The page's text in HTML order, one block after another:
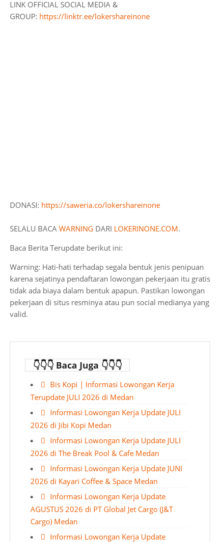
LINK OFFICIAL SOCIAL MEDIA &
GROUP: https://linktr.ee/lokershareinone
DONASI: https://saweria.co/lokershareinone
SELALU BACA WARNING DARI LOKERINONE.COM.
Baca Berita Terupdate berikut ini:
Warning: Hati-hati terhadap segala bentuk jenis penipuan
karena sejatinya pendaftaran lowongan pekerjaan itu gratis
tidak ada biaya dalam bentuk apapun. Pastikan lowongan
pekerjaan di situs resminya atau pun social medianya yang
valid.
👇👇👇 Baca Juga 👇👇👇
Bis Kopi | Informasi Lowongan Kerja
Terupdate JULI 2026 di Medan
Informasi Lowongan Kerja Update JULI
2026 di Jibi Kopi Medan
Informasi Lowongan Kerja Update JULI
2026 di The Break Pool & Cafe Medan
Informasi Lowongan Kerja Update JUNI
2026 di Kayari Coffee & Space Medan
Informasi Lowongan Kerja Update
AGUSTUS 2026 di PT Global Jet Cargo (J&T
Cargo) Medan
Informasi Lowongan Kerja Update